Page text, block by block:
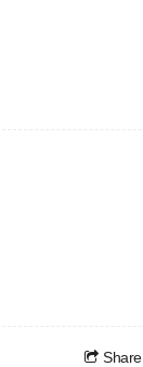
Share